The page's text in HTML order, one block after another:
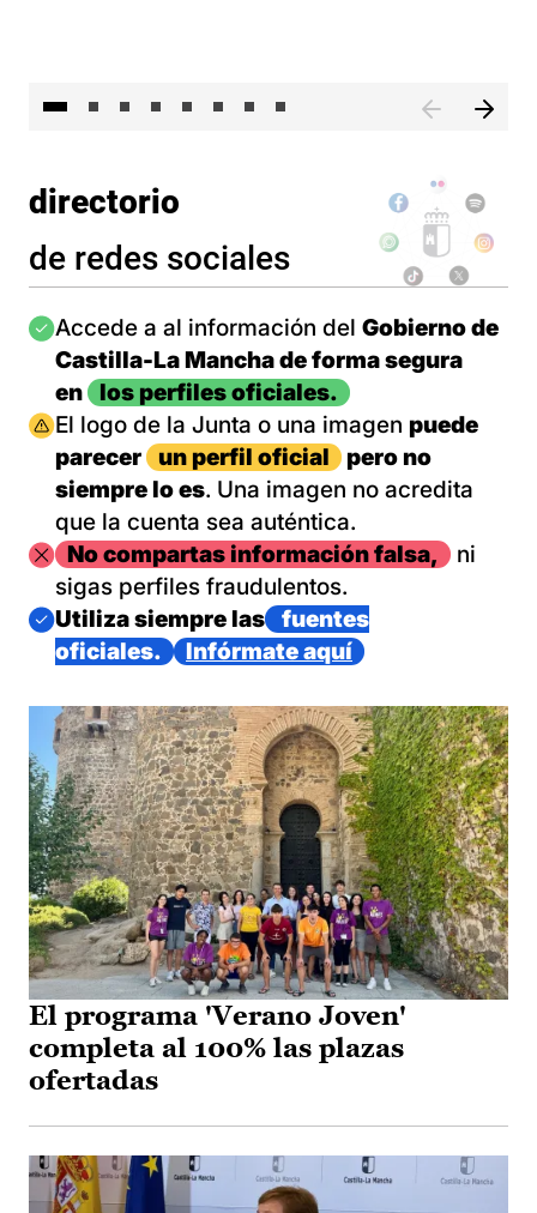
directorio
de redes sociales
Imagen
Accede a al información del Gobierno de
Castilla-La Mancha de forma segura
en
los perfiles oficiales.
Imagen
El logo de la Junta o una imagen puede
parecer
un perfil oficial
pero no
siempre lo es. Una imagen no acredita
que la cuenta sea auténtica.
ImagenNo compartas información falsa,
ni
sigas perfiles fraudulentos.
Imagen
Utiliza siempre las
fuentes
oficiales.
Infórmate aquí
El programa 'Verano Joven'
completa al 100% las plazas
ofertadas